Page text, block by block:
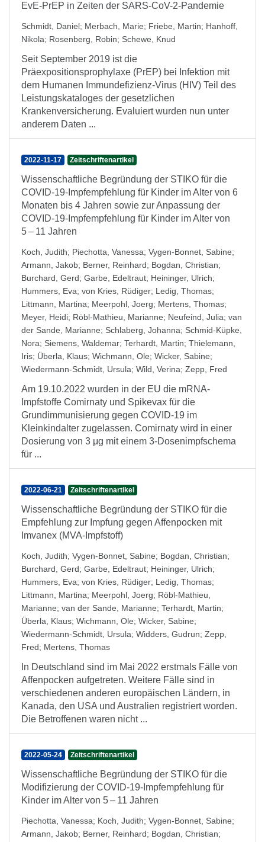
EvE-PrEP in Zeiten der SARS-CoV-2-Pandemie
Schmidt, Daniel; Merbach, Marie; Friebe, Martin; Hanhoff,
Nikola; Rosenberg, Robin; Schewe, Knud
Seit September 2019 ist die
Präexpositionsprophylaxe (PrEP) bei Infektion mit
dem Humanen Immundefizienz-Virus (HIV) Teil des
Leistungskataloges der gesetzlichen
Krankenversicherung. Evaluiert wurden nun unter
anderem Daten ...
2022-11-17 Zeitschriftenartikel
Wissenschaftliche Begründung der STIKO für die
COVID-19-Impfempfehlung für Kinder im Alter von 6
Monaten bis 4 Jahren sowie zur Anpassung der
COVID-19-Impfempfehlung für Kinder im Alter von
5 – 11 Jahren
Koch, Judith; Piechotta, Vanessa; Vygen-Bonnet, Sabine;
Armann, Jakob; Berner, Reinhard; Bogdan, Christian;
Burchard, Gerd; Garbe, Edeltraut; Heininger, Ulrich;
Hummers, Eva; von Kries, Rüdiger; Ledig, Thomas;
Littmann, Martina; Meerpohl, Joerg; Mertens, Thomas;
Meyer, Heidi; Röbl-Mathieu, Marianne; Neufeind, Julia; van
der Sande, Marianne; Schlaberg, Johanna; Schmid-Küpke,
Nora; Siemens, Waldemar; Terhardt, Martin; Thielemann,
Iris; Überla, Klaus; Wichmann, Ole; Wicker, Sabine;
Wiedermann-Schmidt, Ursula; Wild, Verina; Zepp, Fred
Am 19.10.2022 wurden in der EU die mRNA-
Impfstoffe Comirnaty und Spikevax für die
Grundimmunisierung gegen COVID-19 im
Kleinkindalter zugelassen. Comirnaty wird in einer
Dosierung von 3 μg mit einem 3-Dosenimpfschema
für ...
2022-06-21 Zeitschriftenartikel
Wissenschaftliche Begründung der STIKO für die
Empfehlung zur Impfung gegen Affenpocken mit
Imvanex (MVA-Impfstoff)
Koch, Judith; Vygen-Bonnet, Sabine; Bogdan, Christian;
Burchard, Gerd; Garbe, Edeltraut; Heininger, Ulrich;
Hummers, Eva; von Kries, Rüdiger; Ledig, Thomas;
Littmann, Martina; Meerpohl, Joerg; Röbl-Mathieu,
Marianne; van der Sande, Marianne; Terhardt, Martin;
Überla, Klaus; Wichmann, Ole; Wicker, Sabine;
Wiedermann-Schmidt, Ursula; Widders, Gudrun; Zepp,
Fred; Mertens, Thomas
In Deutschland sind im Mai 2022 erstmals Fälle von
Affenpocken aufgetreten. Weitere Fälle sind in
verschiedenen anderen europäischen Ländern, in
Kanada, den USA und Australien registriert worden.
Die Betroffenen waren nicht ...
2022-05-24 Zeitschriftenartikel
Wissenschaftliche Begründung der STIKO für die
Modifizierung der COVID-19-Impfempfehlung für
Kinder im Alter von 5 – 11 Jahren
Piechotta, Vanessa; Koch, Judith; Vygen-Bonnet, Sabine;
Armann, Jakob; Berner, Reinhard; Bogdan, Christian;